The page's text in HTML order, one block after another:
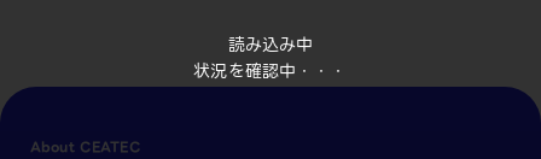
読み込み中
状況を確認中・・・
About CEATEC